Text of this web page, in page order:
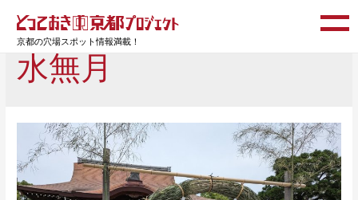
京都の穴場スポット情報満載！
水無月